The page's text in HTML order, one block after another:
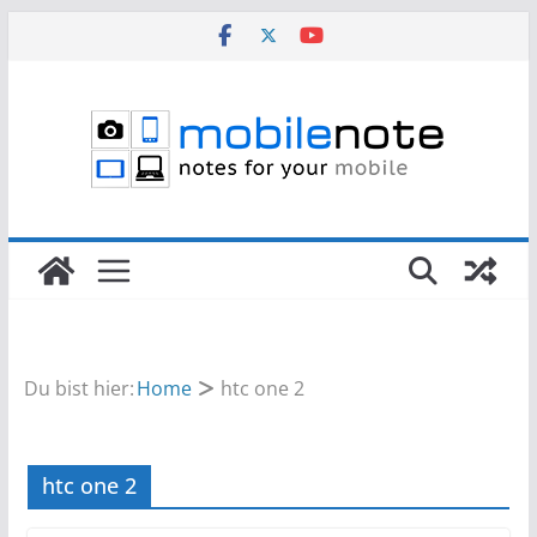
Du bist hier:Home htc one 2
htc one 2